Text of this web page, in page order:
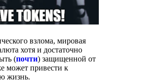
взлома, мировая
хотя и достаточно
(почти) защищенной от
может привести к
жизнь.